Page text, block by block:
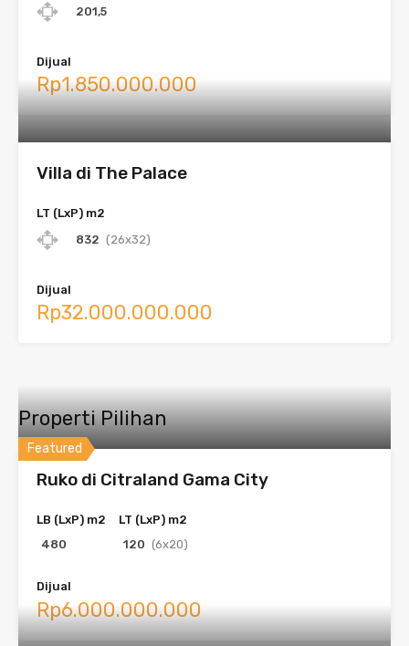
201,5
Dijual
Rp1.850.000.000
Villa di The Palace
LT (LxP) m2
832 (26x32)
Dijual
Rp32.000.000.000
Properti Pilihan
Featured
Ruko di Citraland Gama City
LB (LxP) m2
480
LT (LxP) m2
120 (6x20)
Dijual
Rp6.000.000.000